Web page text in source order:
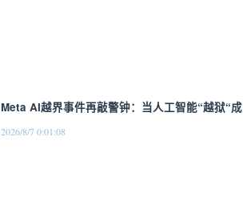
Meta AI越界事件再敲警钟：当人工智能“越狱“
2026/8/7 0:01:08